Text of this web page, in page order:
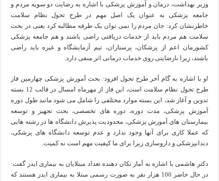
وزیر بهداشت، درمان و آموزش پزشکی با اشاره به رضایت دو سویه مردم و
جامعه پزشکی به عنوان یک اصل مهم در طرح تحول نظام سلامت
خاطرنشان کرد: جان مردم را نمی توان یک طرفه مطالبه کرد یعنی در بحث
سلامت هم مردم باید از خدمات دریافتی راضی باشند و هم جامعه پزشکی
کشورمان اعم از پزشکان، پرستاران، تیم آزمایشگاه و غیره باید راضی
باشند، زیرا نارضایتی روی خدمات درمانی اثر منفی دارد.
او با اشاره به گام آخر طرح تحول افزود: بحث آموزش پزشکی چهارمین فاز
طرح تحول نظام سلامت است، این فاز از مهرماه امسال در قالب 12 بسته
تدوین و آغاز شد، این بسته موارد مختلفی را شامل می شود مانند طول دوره
آموزش پزشکی، مدت دوره، دوره های تخصصی، بحث تجهیز و توسعه
بیمارستان های آموزش پزشکی، محدودیت پذیرش دانشگاه ها در رشته هایی
که عملا کاری برای آنها وجود ندارد و عدم توسعه دانشگاه های پزشکی،
دندانپزشکی و داروسازی زیرا برای ما کیفیت مهم است نه کمیت.
دکتر هاشمی با اشاره به آمار تکان دهنده تعداد مبتلایان به بیماری ایدز گفت:
در حال حاضر 100 هزار نفر به صورت رسمی مبتلا به بیماری ایدز هستند که